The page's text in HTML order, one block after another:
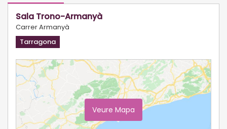
Sala Trono-Armanyà
Carrer Armanyà
Tarragona
Veure Mapa